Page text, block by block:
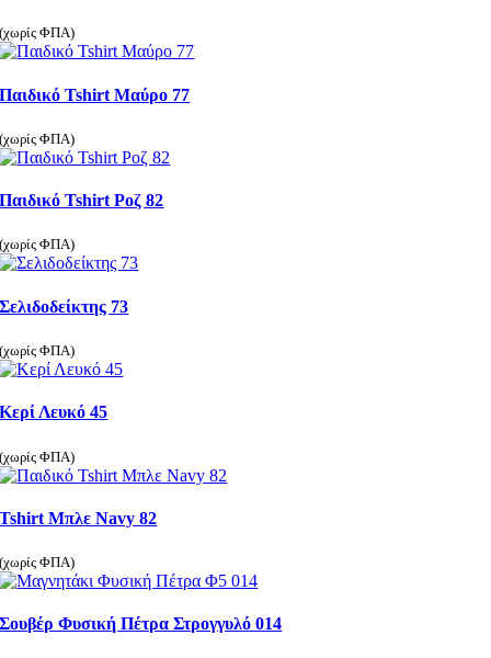
(χωρίς ΦΠΑ)
Παιδικό Tshirt Μαύρο 77
(χωρίς ΦΠΑ)
Παιδικό Tshirt Ροζ 82
(χωρίς ΦΠΑ)
Σελιδοδείκτης 73
(χωρίς ΦΠΑ)
Κερί Λευκό 45
(χωρίς ΦΠΑ)
Tshirt Μπλε Navy 82
(χωρίς ΦΠΑ)
Σουβέρ Φυσική Πέτρα Στρογγυλό 014